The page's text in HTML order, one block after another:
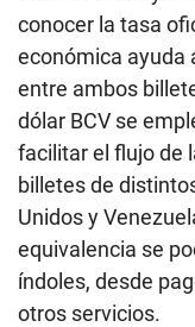
conocer la tasa
económica ayuda
entre ambos
dólar BCV se
facilitar el flujo de
billetes de
Unidos y
equivalencia se
índoles, desde
otros servicios.